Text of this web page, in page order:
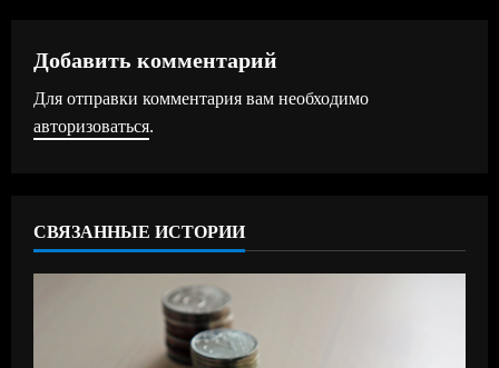
ж
и
ч
Добавить комментарий
Для отправки комментария вам необходимо
авторизоваться.
СВЯЗАННЫЕ ИСТОРИИ